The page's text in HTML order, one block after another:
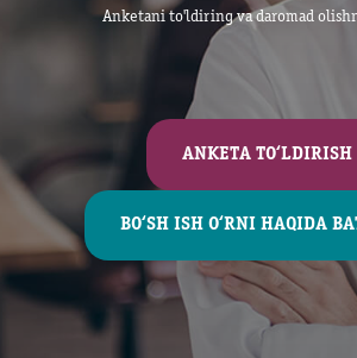
Anketani to'ldiring va daromad
ANKETA TO‘LDIRISH
BO‘SH ISH O‘RNI HAQIDA